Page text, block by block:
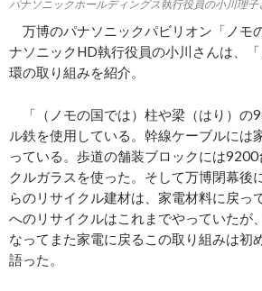
パナソニックホールディングス執行役員の小川理子
万博のパナソニックパビリオン「ノモ
ナソニックHD執行役員の小川さんは、
環の取り組みを紹介。
「（ノモの国では）柱や梁（はり）の
ル鉄を使用している。幹線ケーブルには
っている。歩道の舗装ブロックには
クルガラスを使った。そして万博閉幕後
らのリサイクル建材は、家電材料に戻っ
へのリサイクルはこれまでやっていたが
なってまた家電に戻るこの取り組みは初
語った。